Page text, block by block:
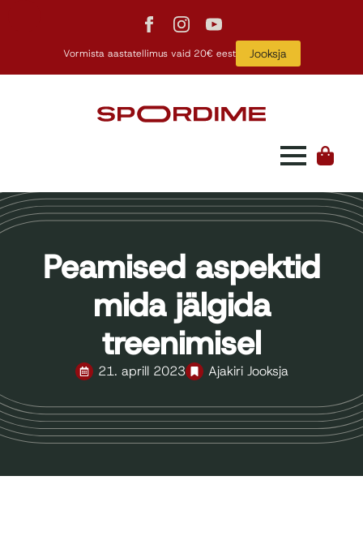
Vormista aastatellimus vaid 20€ eest Jooksja
Peamised aspektid
mida jälgida
treenimisel
21. aprill 2023 Ajakiri Jooksja